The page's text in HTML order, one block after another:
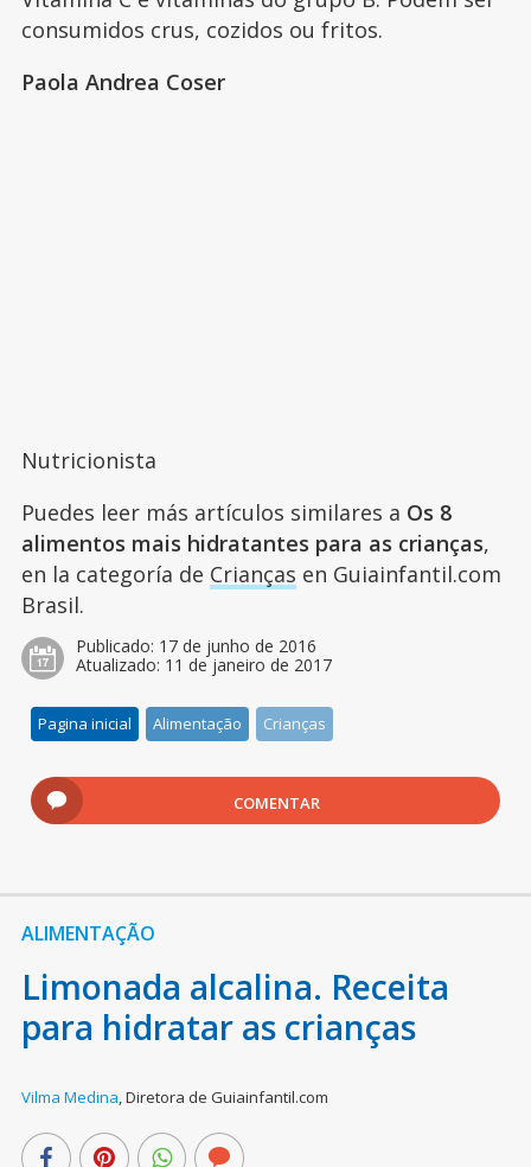
consumidos crus, cozidos ou fritos.
Paola Andrea Coser
Nutricionista
Puedes leer más artículos similares a Os 8
alimentos mais hidratantes para as crianças,
en la categoría de Crianças en Guiainfantil.com
Brasil.
Publicado: 17 de junho de 2016
Atualizado: 11 de janeiro de 2017
Pagina inicial Alimentação Crianças
COMENTAR
ALIMENTAÇÃO
Limonada alcalina. Receita
para hidratar as crianças
Vilma Medina,Diretora de Guiainfantil.com